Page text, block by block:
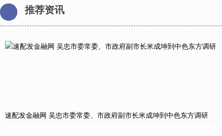
推荐资讯
速配发金融网 吴忠市委常委、市政府副市长米成坤到中色东方调研